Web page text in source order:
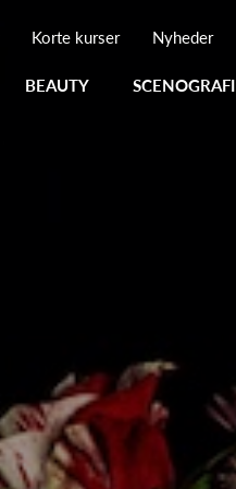
Nyheder
Korte kurser
SCENOGRAFI
BEAUTY